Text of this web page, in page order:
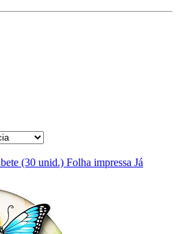
(30 unid.) Folha impressa Já